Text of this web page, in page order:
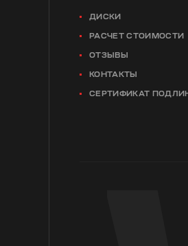
ДИСКИ
РАСЧЕТ СТОИМОСТИ
ОТЗЫВЫ
КОНТАКТЫ
СЕРТИФИКАТ